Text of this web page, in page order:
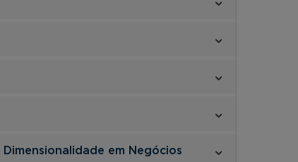
em Negócios